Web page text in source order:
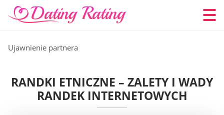
Ujawnienie partnera
RANDKI ETNICZNE – ZALETY I WADY
RANDEK INTERNETOWYCH